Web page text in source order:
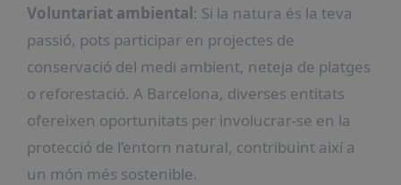
Voluntariat ambiental: Si la natura és la teva
passió, pots participar en projectes de
conservació del medi ambient, neteja de platges
o reforestació. A Barcelona, diverses entitats
ofereixen oportunitats per involucrar-se en la
protecció de l’entorn natural, contribuint així a
un món més sostenible.